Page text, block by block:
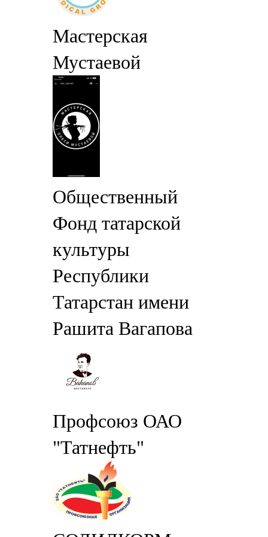
Мастерская
Мустаевой
Общественный
Фонд татарской
культуры
Республики
Татарстан имени
Рашита Вагапова
Профсоюз ОАО
"Татнефть"